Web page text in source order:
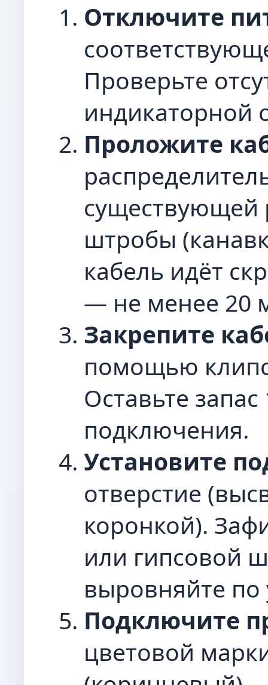
Отключите
Проверьте
индикаторной
Проложите
существующей
штробы
кабель идёт
— не менее 20
Закрепите
помощью
Оставьте
подключения.
Установите
отверстие
коронкой).
или гипсовой
выровняйте
Подключите
цветовой